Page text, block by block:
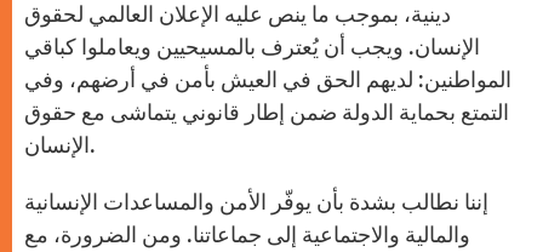
دينية، بموجب ما ينص عليه الإعلان العالمي لحقوق
الإنسان. ويجب أن يُعترف بالمسيحيين ويعاملوا كباقي
المواطنين: لديهم الحق في العيش بأمن في أرضهم، وفي
التمتع بحماية الدولة ضمن إطار قانوني يتماشى مع حقوق
الإنسان.
إننا نطالب بشدة بأن يوفّر الأمن والمساعدات الإنسانية
والمالية والاجتماعية إلى جماعاتنا. ومن الضرورة، مع